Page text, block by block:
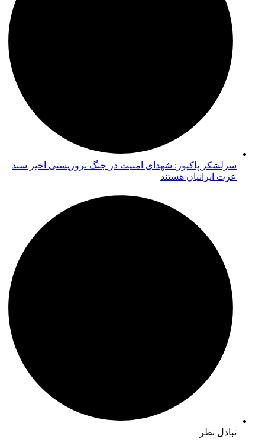
سرلشکر پاکپور: شهدای امنیت در جنگ تروریستی اخیر سند
عزت ایرانیان هستند
تبادل نظر